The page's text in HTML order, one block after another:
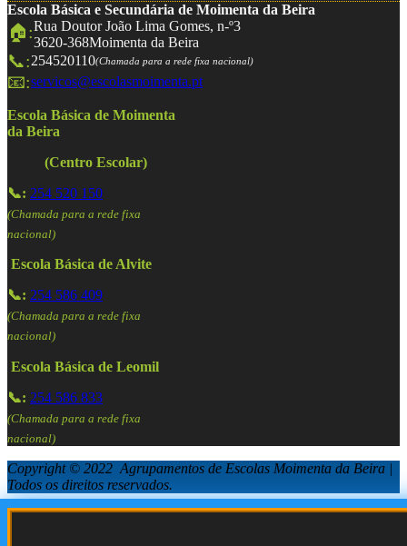
Escola Básica e Secundária de Moimenta da Beira
🏠:Rua Doutor João Lima Gomes, n-º3
3620-368Moimenta da Beira
📞:254520110(Chamada para a rede fixa nacional)
📧:servicos@escolasmoimenta.pt
Escola Básica de Moimenta
da Beira
(Centro Escolar)
📞: 254 520 150
(Chamada para a rede fixa
nacional)
Escola Básica de Alvite
📞: 254 586 409
(Chamada para a rede fixa
nacional)
Escola Básica de Leomil
📞: 254 586 833
(Chamada para a rede fixa
nacional)
Copyright © 2022 Agrupamentos de Escolas Moimenta da Beira |
Todos os direitos reservados.